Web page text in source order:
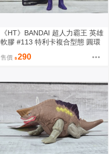
《HT》BANDAI 超人力霸王 英雄
軟膠 #113 特利卡複合型態 圓環
售價 290